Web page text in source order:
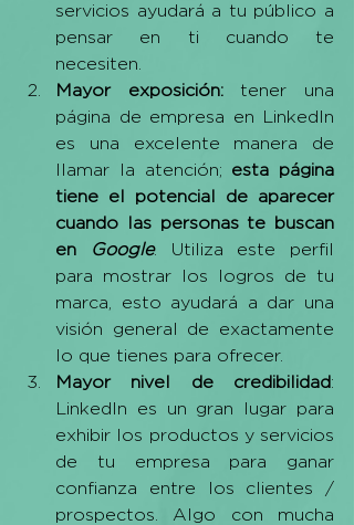
servicios ayudará a tu público a
pensar en ti cuando te
necesiten.
Mayor exposición: tener una
página de empresa en LinkedIn
es una excelente manera de
llamar la atención; esta página
tiene el potencial de aparecer
cuando las personas te buscan
en
Google. Utiliza este perfil
para mostrar los logros de tu
marca, esto ayudará a dar una
visión general de exactamente
lo que tienes para ofrecer.
Mayor nivel de credibilidad:
LinkedIn es un gran lugar para
exhibir los productos y servicios
de tu empresa para ganar
confianza entre los clientes /
prospectos. Algo con mucha